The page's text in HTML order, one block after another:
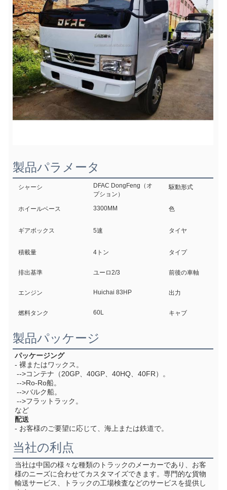
製品パラメータ
シャーシ
DFAC DongFeng（オ
プション）
駆動形式
ホイールベース 3300MM 色
ギアボックス 5速 タイヤ
積載量 4トン タイプ
排出基準 ユーロ2/3 前後の車軸
エンジン Huichai 83HP 出力
燃料タンク 60L キャブ
製品パッケージ
パッケージング
- 裸またはワックス。
-->コンテナ（20GP、40GP、40HQ、40FR）。
-->Ro-Ro船。
-->バルク船。
-->フラットラック。
など
配送
- お客様のご要望に応じて、海上または鉄道で。
当社の利点
当社は中国の様々な種類のトラックのメーカーであり、お客
様のニーズに合わせてカスタマイズできます。 専門的な貨物
輸送サービス、トラックの工場検査などのサービスを提供し